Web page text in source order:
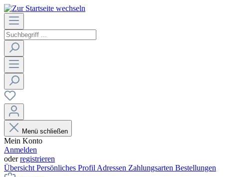
Menü schließen
Mein Konto
Anmelden
oderregistrieren
Übersicht Persönliches Profil Adressen Zahlungsarten Bestellungen